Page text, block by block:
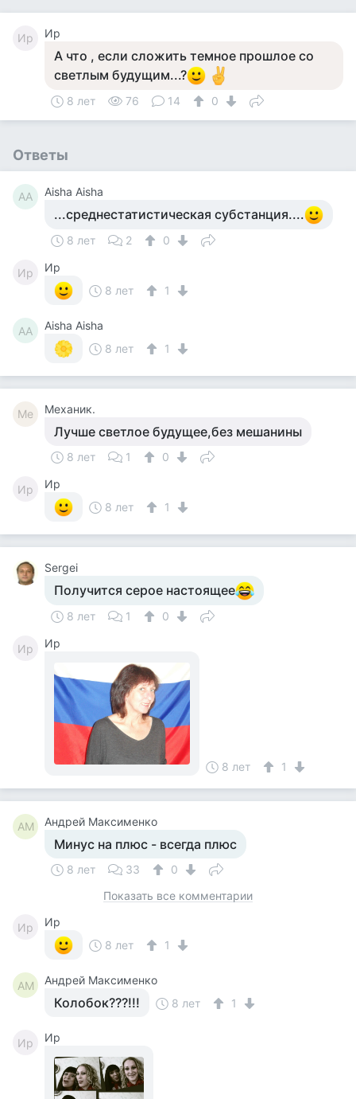
Ир Ир
А что , если сложить темное прошлое со
светлым будущим...?
8 лет 76 14 0
Ответы
AA Aisha Aisha
...среднестатистическая субстанция....
8 лет 2 0
Ир
Ир
8 лет
1
AA
Aisha Aisha
8 лет
1
Ме Механик.
Лучше светлое будущее,без мешанины
8 лет 1 0
Ир
Ир
8 лет
1
Sergei
Получится серое настоящее
8 лет 1 0
Ир Ир
8 лет 1
АМ Андрей Максименко
Минус на плюс - всегда плюс
8 лет 33
0
Показать все комментарии
Ир
Ир
8 лет
1
АМ Андрей Максименко
Колобок???!!! 8 лет 1
Ир Ир